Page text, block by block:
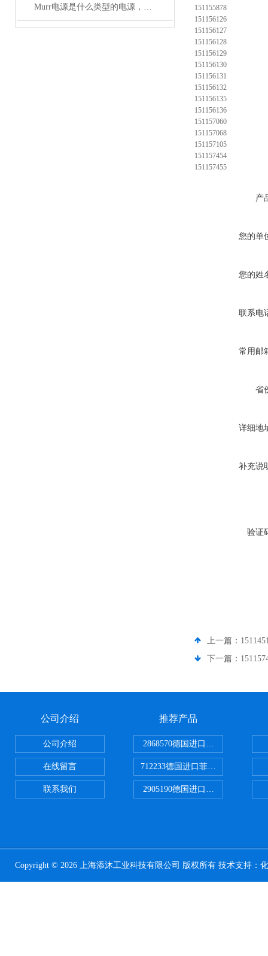
Murr电源是什么类型的电源，主要用于哪些领域？
151155878
151156126
151156127
151156128
151156129
151156130
151156131
151156132
151156135
151156136
151157060
151157068
151157105
151157454
151157455
产
您的单
您的姓
联系电
常用邮
省
详细地
补充说
验证
上一篇：
下一篇：
公司介绍
公司介绍
在线留言
联系我们
推荐产品
2868570德国进口菲尼克斯电源
712233德国进口菲尼克斯断路器
2905190德国进口菲尼克斯继电器
Copyright © 2026 上海添沐工业科技有限公司 版权所有 技术支持：